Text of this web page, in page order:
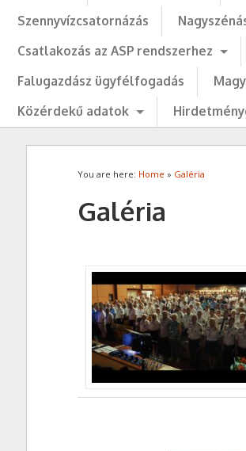
Szennyvízcsatornázás
Csatlakozás az ASP rendszerhez
Falugazdász ügyfélfogadás
Közérdekű adatok
You are here: Home » Galéria
Galéria